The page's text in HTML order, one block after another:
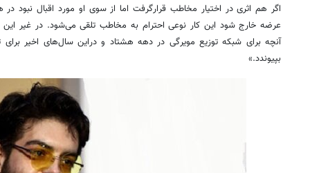
اگر هم اثری در اختیار مخاطب قرارگرفت اما از سوی او مورد اقبال نبود در
عرضه خارج شود این کار نوعی احترام به مخاطب تلقی می‌شود. در غیر این
آنچه برای شبکه توزیع مویرگی در دهه هشتاد و دراین سال‌های اخیر برای
بپیوندد.»